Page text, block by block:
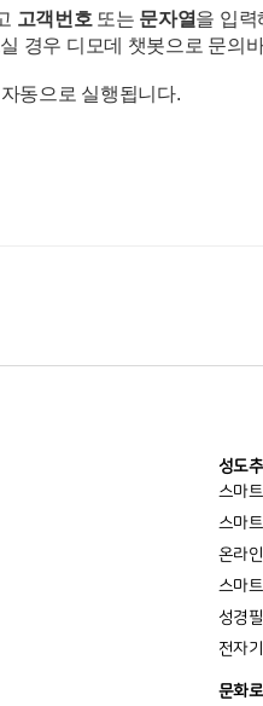
고객번호 또는 문자열을 입력
경우 디모데 챗봇으로 문의
동으로 실행됩니다.
성도
스마
스마
온라
스마
성경
전자
문화